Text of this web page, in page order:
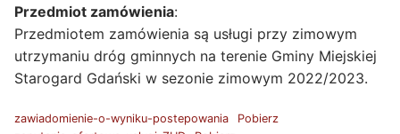
Przedmiot zamówienia:
Przedmiotem zamówienia są usługi przy zimowym
utrzymaniu dróg gminnych na terenie Gminy Miejskiej
Starogard Gdański w sezonie zimowym 2022/2023.
zawiadomienie-o-wyniku-postepowania
Pobierz